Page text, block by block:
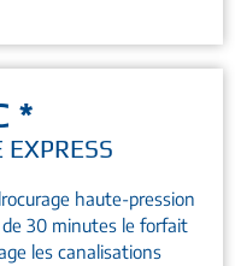
*
haute-pression
30 minutes le forfait
les canalisations